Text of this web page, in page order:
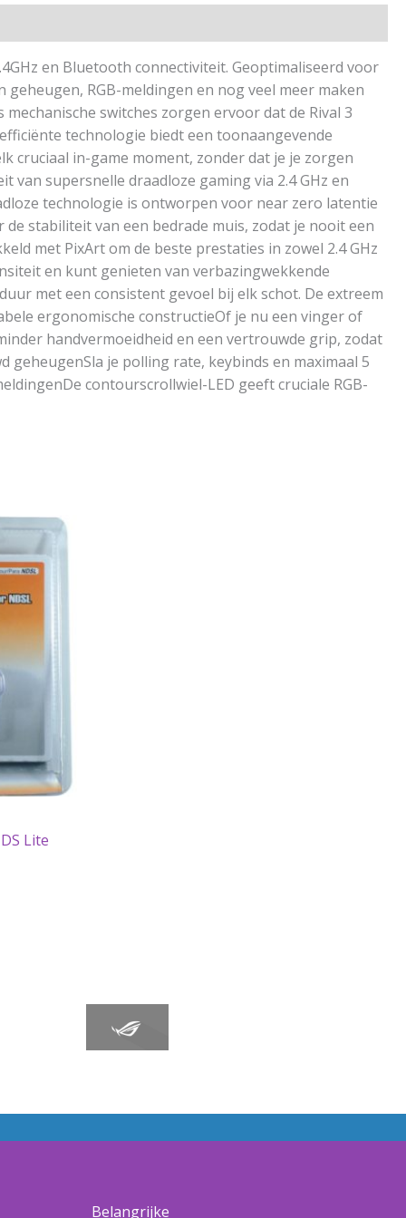
en Bluetooth connectiviteit. Geoptimaliseerd voor
RGB-meldingen en nog veel meer maken
switches zorgen ervoor dat de Rival 3
technologie biedt een toonaangevende
cruciaal in-game moment, zonder dat je je zorgen
supersnelle draadloze gaming via 2.4 GHz en
technologie is ontworpen voor near zero latentie
stabiliteit van een bedrade muis, zodat je nooit een
met PixArt om de beste prestaties in zowel 2.4 GHz
en kunt genieten van verbazingwekkende
met een consistent gevoel bij elk schot. De extreem
ergonomische constructieOf je nu een vinger of
handvermoeidheid en een vertrouwde grip, zodat
je polling rate, keybinds en maximaal 5
contourscrollwiel-LED geeft cruciale RGB-
Lite
Belangrijke